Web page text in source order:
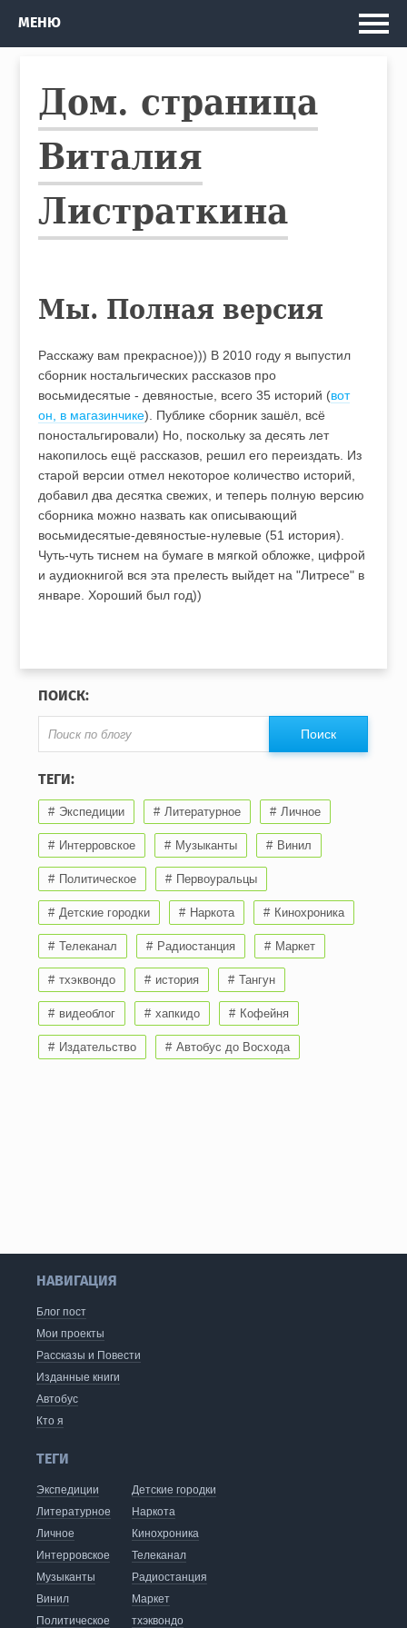
Рассказы и Повести
Изданные книги
Автобус
Кто я
МЕНЮ
Дом. страница
Виталия
Листраткина
Мы. Полная версия
Расскажу вам прекрасное))) В 2010 году я выпустил
сборник ностальгических рассказов про
восьмидесятые - девяностые, всего 35 историй (вот
он, в магазинчике). Публике сборник зашёл, всё
поностальгировали) Но, поскольку за десять лет
накопилось ещё рассказов, решил его переиздать. Из
старой версии отмел некоторое количество историй,
добавил два десятка свежих, и теперь полную версию
сборника можно назвать как описывающий
восьмидесятые-девяностые-нулевые (51 история).
Чуть-чуть тиснем на бумаге в мягкой обложке, цифрой
и аудиокнигой вся эта прелесть выйдет на "Литресе" в
январе. Хороший был год))
ПОИСК:
ТЕГИ:
Экспедиции Литературное Личное
Интерровское Музыканты Винил
Политическое Первоуральцы
Детские городки Наркота Кинохроника
Телеканал Радиостанция Маркет
тхэквондо история Тангун
видеоблог хапкидо Кофейня
Издательство Автобус до Восхода
НАВИГАЦИЯ
Блог пост
Мои проекты
Рассказы и Повести
Изданные книги
Автобус
Кто я
ТЕГИ
Экспедиции
Литературное
Личное
Интерровское
Музыканты
Винил
Политическое
Детские городки
Наркота
Кинохроника
Телеканал
Радиостанция
Маркет
тхэквондо